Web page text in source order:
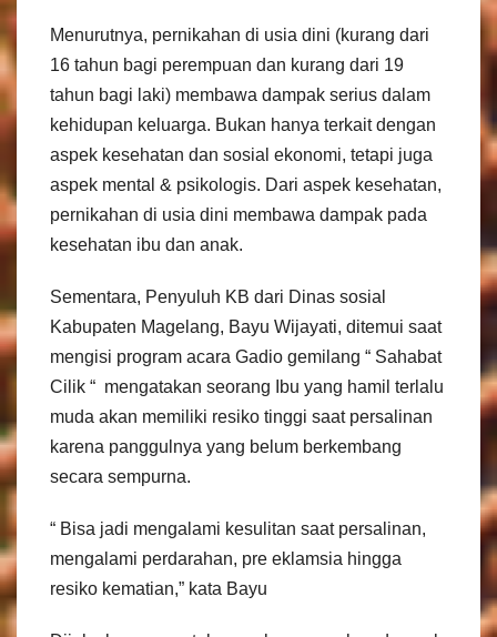
Menurutnya, pernikahan di usia dini (kurang dari
16 tahun bagi perempuan dan kurang dari 19
tahun bagi laki) membawa dampak serius dalam
kehidupan keluarga. Bukan hanya terkait dengan
aspek kesehatan dan sosial ekonomi, tetapi juga
aspek mental & psikologis. Dari aspek kesehatan,
pernikahan di usia dini membawa dampak pada
kesehatan ibu dan anak.
Sementara, Penyuluh KB dari Dinas sosial
Kabupaten Magelang, Bayu Wijayati, ditemui saat
mengisi program acara Gadio gemilang “ Sahabat
Cilik “ mengatakan seorang Ibu yang hamil terlalu
muda akan memiliki resiko tinggi saat persalinan
karena panggulnya yang belum berkembang
secara sempurna.
“ Bisa jadi mengalami kesulitan saat persalinan,
mengalami perdarahan, pre eklamsia hingga
resiko kematian,” kata Bayu